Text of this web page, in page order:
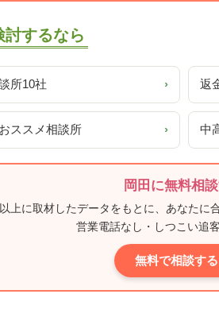
討するなら
所10社 › 返
ススメ相談所 › 中
岡田に無料相
上に取材したデータをもとに、あなたに
営業電話なし・しつこい追
無料で相談す